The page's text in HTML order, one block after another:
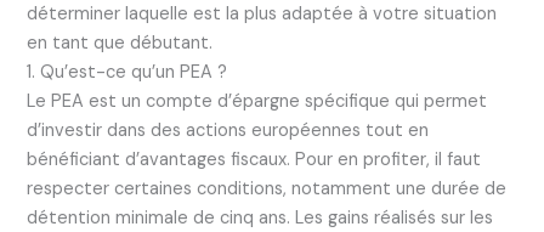
déterminer laquelle est la plus adaptée à votre situation
en tant que débutant.
1. Qu’est-ce qu’un PEA ?
Le PEA est un compte d’épargne spécifique qui permet
d’investir dans des actions européennes tout en
bénéficiant d’avantages fiscaux. Pour en profiter, il faut
respecter certaines conditions, notamment une durée de
détention minimale de cinq ans. Les gains réalisés sur les